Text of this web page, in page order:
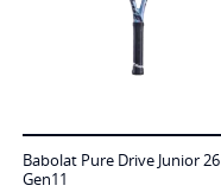
Babolat Pure Drive Junior 26
Gen11